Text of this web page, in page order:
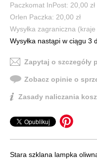
Paczkomat InPost: 20,00 zł
Orlen Paczka: 20,00 zł
Wysyłka zagraniczna
Wysyłka nastąpi w ciągu 3
Zapytaj o szczegóły
Zobacz opinie o
Zasady naliczania
Stara szklana lampka